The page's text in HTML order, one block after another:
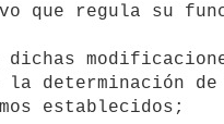
que regula su
determinación de
establecidos;